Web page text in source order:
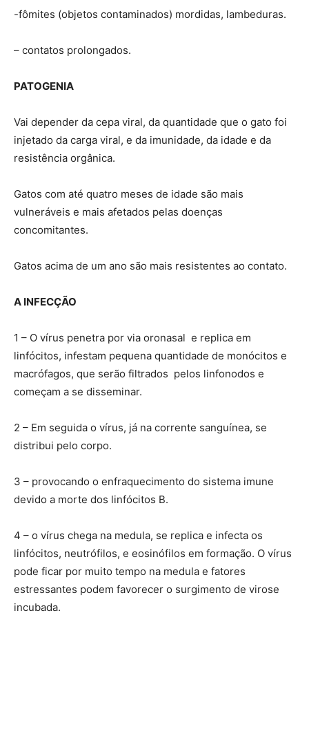
-fômites (objetos contaminados) mordidas, lambeduras.
– contatos prolongados.
PATOGENIA
Vai depender da cepa viral, da quantidade que o gato foi
injetado da carga viral, e da imunidade, da idade e da
resistência orgânica.
Gatos com até quatro meses de idade são mais
vulneráveis e mais afetados pelas doenças
concomitantes.
Gatos acima de um ano são mais resistentes ao contato.
A INFECÇÃO
1 – O vírus penetra por via oronasal e replica em
linfócitos, infestam pequena quantidade de monócitos e
macrófagos, que serão filtrados pelos linfonodos e
começam a se disseminar.
2 – Em seguida o vírus, já na corrente sanguínea, se
distribui pelo corpo.
3 – provocando o enfraquecimento do sistema imune
devido a morte dos linfócitos B.
4 – o vírus chega na medula, se replica e infecta os
linfócitos, neutrófilos, e eosinófilos em formação. O vírus
pode ficar por muito tempo na medula e fatores
estressantes podem favorecer o surgimento de virose
incubada.